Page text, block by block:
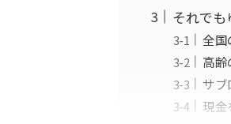
それで
全国
高齢
サブ
現金